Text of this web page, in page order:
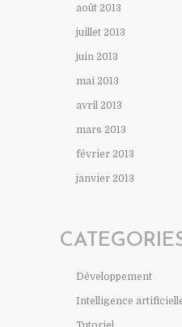
août 2013
juillet 2013
juin 2013
mai 2013
avril 2013
mars 2013
février 2013
janvier 2013
Développement
Intelligence